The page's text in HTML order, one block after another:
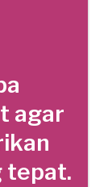
agar
tepat.